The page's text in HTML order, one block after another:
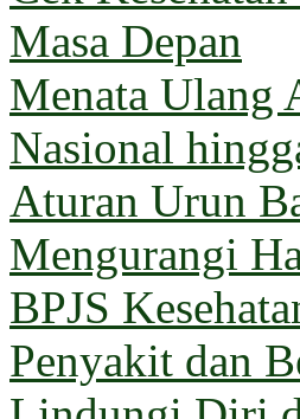
Masa Depan
Menata Ulang
Nasional
Aturan Urun
Mengurangi
BPJS
Penyakit dan